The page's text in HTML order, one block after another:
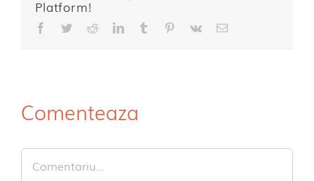
Platform!
Facebook
TwitterRedditLinkedIn
TumblrPinterest
Vk
E-
Comenteaza
Comment